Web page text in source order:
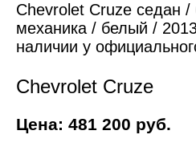
Chevrolet Cruze седан
механика / белый /
наличии у
Chevrolet Cruze
Цена: 481 200 руб.